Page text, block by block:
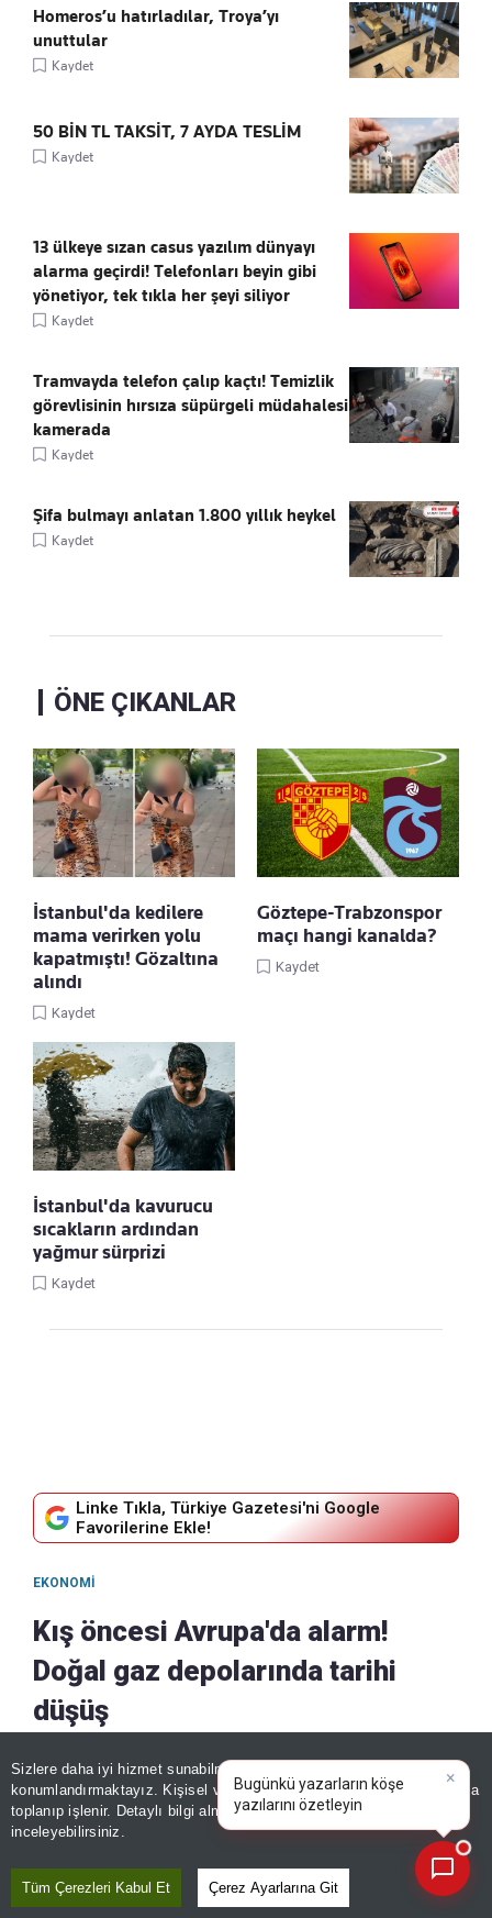
Sizlere daha iyi hizmet sunabilmek adına sitemizde
konumlandırmaktayız. Kişisel verileriniz, KVKK ve GDPR kapsamında
toplanıp işlenir. Detaylı bilgi almak içinAydınlatma Metnimizi
inceleyebilirsiniz.
Tüm Çerezleri Kabul Et Çerez Ayarlarına Git
Homeros’u hatırladılar, Troya’yı
unuttular
Kaydet
50 BİN TL TAKSİT, 7 AYDA TESLİM
Kaydet
13 ülkeye sızan casus yazılım dünyayı
alarma geçirdi! Telefonları beyin gibi
yönetiyor, tek tıkla her şeyi siliyor
Kaydet
Tramvayda telefon çalıp kaçtı! Temizlik
görevlisinin hırsıza süpürgeli müdahalesi
kamerada
Kaydet
Şifa bulmayı anlatan 1.800 yıllık heykel
Kaydet
ÖNE ÇIKANLAR
İstanbul'da kedilere
mama verirken yolu
kapatmıştı! Gözaltına
alındı
Kaydet
Göztepe-Trabzonspor
maçı hangi kanalda?
Kaydet
İstanbul'da kavurucu
sıcakların ardından
yağmur sürprizi
Kaydet
Linke Tıkla, Türkiye Gazetesi'ni Google
Favorilerine Ekle!
EKONOMI
Kış öncesi Avrupa'da alarm!
Doğal gaz depolarında tarihi
düşüş
08 Ağustos, 2026 - 18:26 | 08 Ağustos, 2026 - 18:32
Paylaş
×
Bugünkü yazarların köşe
yazılarını özetleyin!